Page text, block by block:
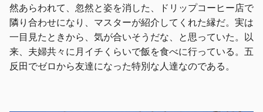
然あらわれて、忽然と姿を消した、ドリップコーヒー店で
隣り合わせになり、マスターが紹介してくれた縁だ。実は
一目見たときから、気が合いそうだな、と思っていた。以
来、夫婦共々に月イチくらいで飯を食べに行っている。五
反田でゼロから友達になった特別な人達なのである。